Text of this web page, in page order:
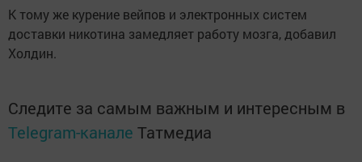
К тому же курение вейпов и электронных систем
доставки никотина замедляет работу мозга, добавил
Холдин.
Следите за самым важным и интересным в
Telegram-канале Татмедиа